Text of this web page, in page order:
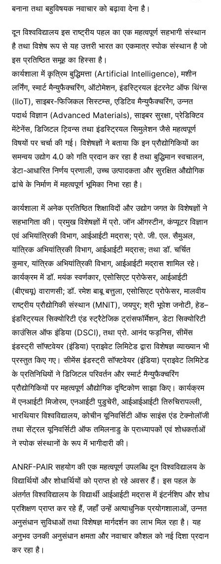
बनाना तथा बहुविषयक नवाचार को बढ़ावा देना है।
दून विश्वविद्यालय इस राष्ट्रीय पहल का एक महत्वपूर्ण सहभागी संस्थान
है तथा विशेष रूप से यह उत्तरी भारत का एकमात्र स्पोक संस्थान है जो
इस प्रतिष्ठित समूह का हिस्सा है।
कार्यशाला में कृत्रिम बुद्धिमत्ता (Artificial Intelligence), मशीन
लर्निंग, स्मार्ट मैन्युफैक्चरिंग, ऑटोमेशन, इंडस्ट्रियल इंटरनेट ऑफ थिंग्स
(IIoT), साइबर-फिजिकल सिस्टम्स, एडिटिव मैन्युफैक्चरिंग, उन्नत
पदार्थ विज्ञान (Advanced Materials), साइबर सुरक्षा, प्रेडिक्टिव
मेंटेनेंस, डिजिटल ट्विन्स तथा इंडस्ट्रियल सिमुलेशन जैसे महत्वपूर्ण
विषयों पर चर्चा की गई। विशेषज्ञों ने बताया कि इन प्रौद्योगिकियों का
समन्वय उद्योग 4.0 को गति प्रदान कर रहा है तथा बुद्धिमान स्वचालन,
डेटा-आधारित निर्णय प्रणाली, उच्च उत्पादकता और सुरक्षित औद्योगिक
ढांचे के निर्माण में महत्वपूर्ण भूमिका निभा रहा है।
कार्यशाला में अनेक प्रतिष्ठित शिक्षाविदों और उद्योग जगत के विशेषज्ञों ने
सहभागिता की। प्रमुख विशेषज्ञों में प्रो. जॉन ऑगस्टीन, कंप्यूटर विज्ञान
एवं अभियांत्रिकी विभाग, आईआईटी मद्रास; प्रो. जी. एल. सैमुअल,
यांत्रिक अभियांत्रिकी विभाग, आईआईटी मद्रास; तथा डॉ. चर्चित
कुमार, यांत्रिक अभियांत्रिकी विभाग, आईआईटी मद्रास शामिल रहे।
कार्यक्रम में डॉ. मयंक स्वर्णकार, एसोसिएट प्रोफेसर, आईआईटी
(बीएचयू) वाराणसी; डॉ. रमेश बाबू बत्तुला, एसोसिएट प्रोफेसर, मालवीय
राष्ट्रीय प्रौद्योगिकी संस्थान (MNIT), जयपुर; श्री भूपेश जनोटी, हेड–
इंडस्ट्रियल सिक्योरिटी एंड स्ट्रैटेजिक ट्रांसफॉर्मेशन, डेटा सिक्योरिटी
काउंसिल ऑफ इंडिया (DSCI), तथा प्रो. आनंद फड़निस, सीमेंस
इंडस्ट्री सॉफ्टवेयर (इंडिया) प्राइवेट लिमिटेड द्वारा विशेषज्ञ व्याख्यान भी
प्रस्तुत किए गए। सीमेंस इंडस्ट्री सॉफ्टवेयर (इंडिया) प्राइवेट लिमिटेड
के प्रतिनिधियों ने डिजिटल परिवर्तन और स्मार्ट मैन्युफैक्चरिंग
प्रौद्योगिकियों पर महत्वपूर्ण औद्योगिक दृष्टिकोण साझा किए। कार्यक्रम
में एनआईटी मिजोरम, एनआईटी पुडुचेरी, आईआईआईटी तिरुचिरापल्ली,
भारथियार विश्वविद्यालय, कोचीन यूनिवर्सिटी ऑफ साइंस एंड टेक्नोलॉजी
तथा सेंट्रल यूनिवर्सिटी ऑफ तमिलनाडु के प्राध्यापकों एवं शोधकर्ताओं
ने स्पोक संस्थानों के रूप में भागीदारी की।
ANRF-PAIR सहयोग की एक महत्वपूर्ण उपलब्धि दून विश्वविद्यालय के
विद्यार्थियों और शोधार्थियों को प्राप्त हो रहे अवसर हैं। इस पहल के
अंतर्गत विश्वविद्यालय के विद्यार्थी आईआईटी मद्रास में इंटर्नशिप और शोध
प्रशिक्षण प्राप्त कर रहे हैं, जहाँ उन्हें अत्याधुनिक प्रयोगशालाओं, उन्नत
अनुसंधान सुविधाओं तथा विशेषज्ञ मार्गदर्शन का लाभ मिल रहा है। यह
अनुभव उनकी अनुसंधान क्षमता और नवाचार कौशल को नई दिशा प्रदान
कर रहा है।